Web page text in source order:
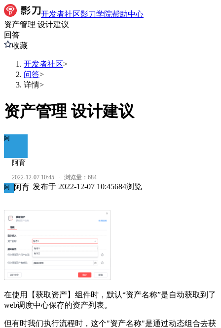
开发者社区影刀学院帮助中心
资产管理 设计建议
回答
收藏
开发者社区>
问答>
详情>
资产管理 设计建议
阿
阿育
2022-12-07 10:45 · 浏览量： 684
阿
阿育 发布于 2022-12-07 10:45684浏览
在使用【获取资产】组件时，默认“资产名称”是自动获取到了
web调度中心保存的资产列表。
但有时我们执行流程时，这个"资产名称"是通过动态组合去获